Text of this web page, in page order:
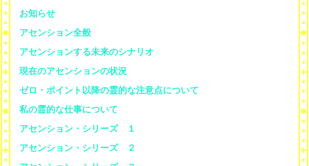
お知らせ
アセンション全般
アセンションする未来のシナリオ
現在のアセンションの状況
ゼロ・ポイント以降の霊的な注意点について
私の霊的な仕事について
アセンション・シリーズ １
アセンション・シリーズ ２